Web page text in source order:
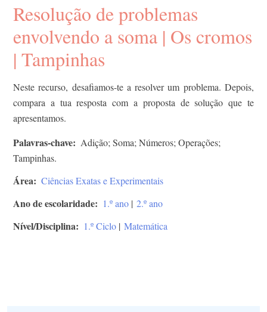
Resolução de problemas
envolvendo a soma | Os cromos
| Tampinhas
Neste recurso, desafiamos-te a resolver um problema. Depois,
compara a tua resposta com a proposta de solução que te
apresentamos.
Palavras-chave
Adição; Soma; Números; Operações;
Tampinhas.
Área Ciências Exatas e Experimentais
Ano de escolaridade 1.º ano | 2.º ano
Nível/Disciplina 1.º Ciclo | Matemática